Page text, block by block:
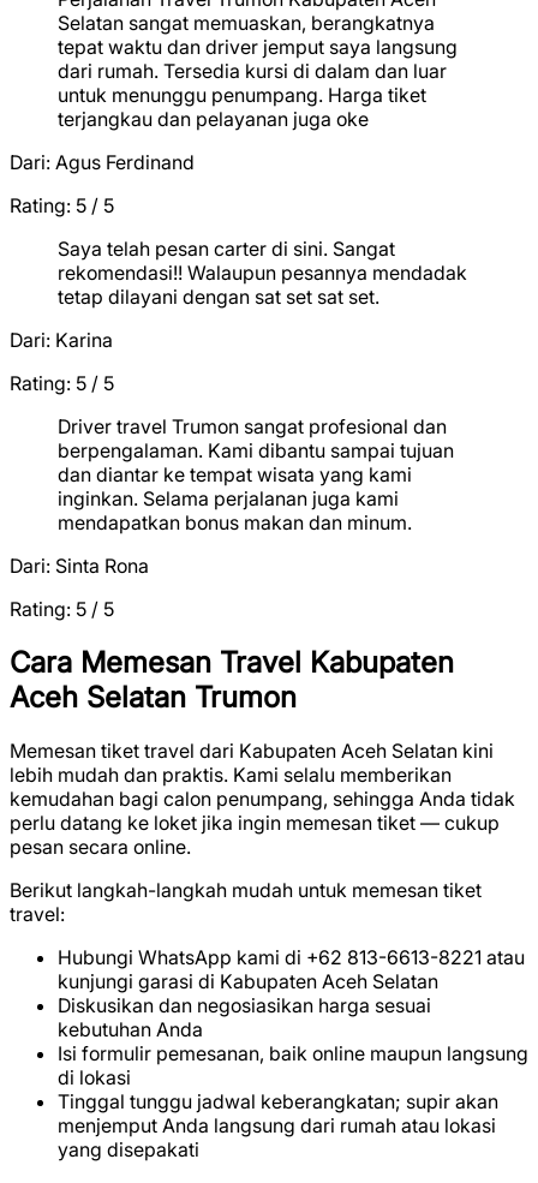
Selatan sangat memuaskan, berangkatnya
tepat waktu dan driver jemput saya langsung
dari rumah. Tersedia kursi di dalam dan luar
untuk menunggu penumpang. Harga tiket
terjangkau dan pelayanan juga oke
Dari: Agus Ferdinand
Rating: 5 / 5
Saya telah pesan carter di sini. Sangat
rekomendasi!! Walaupun pesannya mendadak
tetap dilayani dengan sat set sat set.
Dari: Karina
Rating: 5 / 5
Driver travel Trumon sangat profesional dan
berpengalaman. Kami dibantu sampai tujuan
dan diantar ke tempat wisata yang kami
inginkan. Selama perjalanan juga kami
mendapatkan bonus makan dan minum.
Dari: Sinta Rona
Rating: 5 / 5
Cara Memesan Travel Kabupaten
Aceh Selatan Trumon
Memesan tiket travel dari Kabupaten Aceh Selatan kini
lebih mudah dan praktis. Kami selalu memberikan
kemudahan bagi calon penumpang, sehingga Anda tidak
perlu datang ke loket jika ingin memesan tiket — cukup
pesan secara online.
Berikut langkah-langkah mudah untuk memesan tiket
travel:
Hubungi WhatsApp kami di +62 813-6613-8221 atau
kunjungi garasi di Kabupaten Aceh Selatan
Diskusikan dan negosiasikan harga sesuai
kebutuhan Anda
Isi formulir pemesanan, baik online maupun langsung
di lokasi
Tinggal tunggu jadwal keberangkatan; supir akan
menjemput Anda langsung dari rumah atau lokasi
yang disepakati